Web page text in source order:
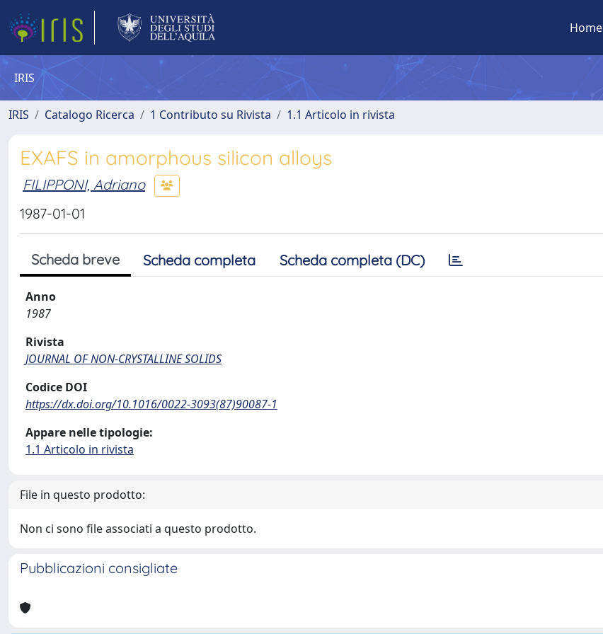
Home
IRIS
IRIS Catalogo Ricerca 1 Contributo su Rivista 1.1 Articolo in rivista
EXAFS in amorphous silicon alloys
FILIPPONI, Adriano
1987-01-01
Scheda breve Scheda completa Scheda completa (DC)
Anno
1987
Rivista
JOURNAL OF NON-CRYSTALLINE SOLIDS
Codice DOI
https://dx.doi.org/10.1016/0022-3093(87)90087-1
Appare nelle tipologie:
1.1 Articolo in rivista
File in questo prodotto:
Non ci sono file associati a questo prodotto.
Pubblicazioni consigliate